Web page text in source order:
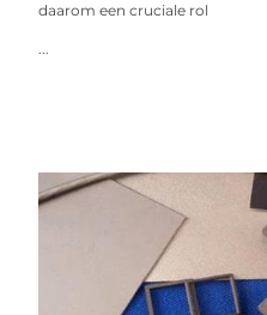
daarom een cruciale rol
...